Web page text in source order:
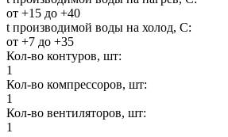
от +15 до +40
t производимой воды на холод, С:
от +7 до +35
Кол-во контуров, шт:
1
Кол-во компрессоров, шт:
1
Кол-во вентиляторов, шт:
1